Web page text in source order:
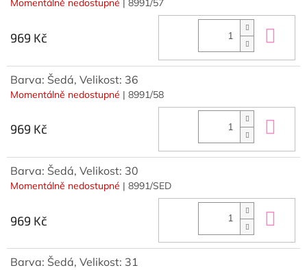
Momentálně nedostupné | 8991/57
969 Kč
Barva: Šedá, Velikost: 36
Momentálně nedostupné | 8991/58
969 Kč
Barva: Šedá, Velikost: 30
Momentálně nedostupné | 8991/SED
969 Kč
Barva: Šedá, Velikost: 31